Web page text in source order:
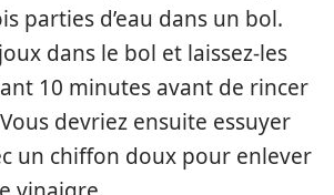
parties d’eau dans un bol.
dans le bol et laissez-les
10 minutes avant de rincer
devriez ensuite essuyer
un chiffon doux pour enlever